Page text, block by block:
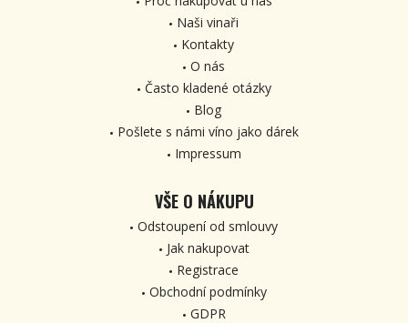
Naši vinaři
Kontakty
O nás
Často kladené otázky
Blog
Pošlete s námi víno jako dárek
Impressum
VŠE O NÁKUPU
Odstoupení od smlouvy
Jak nakupovat
Registrace
Obchodní podmínky
GDPR